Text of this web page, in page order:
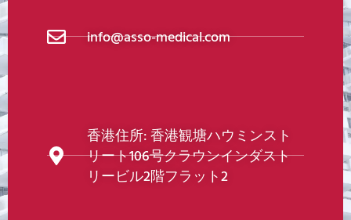
info@asso-medical.com
香港住所: 香港観塘ハウミンスト
リート106号クラウンインダスト
リービル2階フラット2